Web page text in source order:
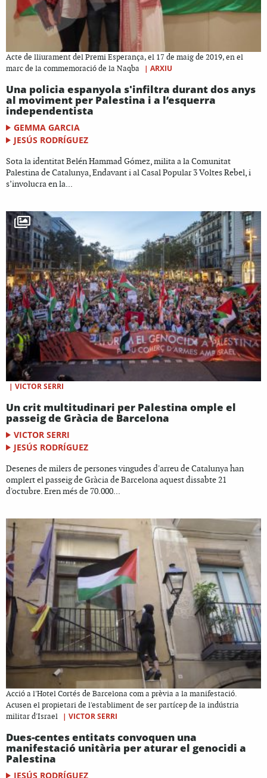
Acte de lliurament del Premi Esperança, el 17 de maig de 2019, en el
marc de la commemoració de la Naqba
| ARXIU
Una policia espanyola s'infiltra durant dos anys
al moviment per Palestina i a l’esquerra
independentista
GEMMA GARCIA
JESÚS RODRÍGUEZ
Sota la identitat Belén Hammad Gómez, milita a la Comunitat
Palestina de Catalunya, Endavant i al Casal Popular 3 Voltes Rebel, i
s’involucra en la...
| VICTOR SERRI
Un crit multitudinari per Palestina omple el
passeig de Gràcia de Barcelona
VICTOR SERRI
JESÚS RODRÍGUEZ
Desenes de milers de persones vingudes d'arreu de Catalunya han
omplert el passeig de Gràcia de Barcelona aquest dissabte 21
d'octubre. Eren més de 70.000...
Acció a l'Hotel Cortés de Barcelona com a prèvia a la manifestació.
Acusen el propietari de l'establiment de ser partícep de la indústria
militar d'Israel
| VICTOR SERRI
Dues-centes entitats convoquen una
manifestació unitària per aturar el genocidi a
Palestina
JESÚS RODRÍGUEZ